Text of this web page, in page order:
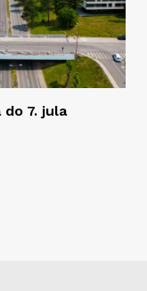
7. jula